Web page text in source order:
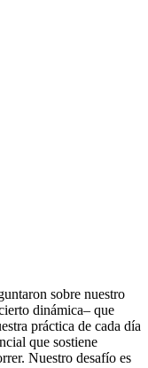
sobre nuestro
dinámica– que
práctica de cada día
que sostiene
Nuestro desafío es